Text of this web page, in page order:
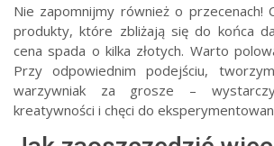
Nie zapomnijmy również o przecenach!
produkty, które zbliżają się do końca
cena spada o kilka złotych. Warto
Przy odpowiednim podejściu,
warzywniak za grosze –
kreatywności i chęci do